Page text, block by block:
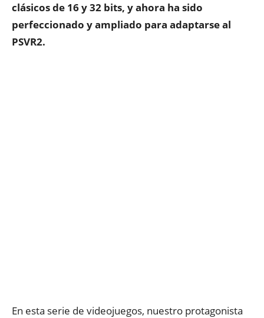
clásicos de 16 y 32 bits, y ahora ha sido
perfeccionado y ampliado para adaptarse al
PSVR2.
En esta serie de videojuegos, nuestro protagonista